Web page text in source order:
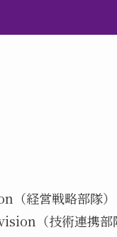
経営戦略部隊）
（技術連携部